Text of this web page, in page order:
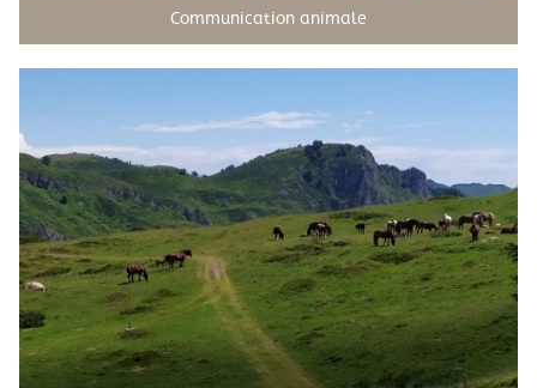
Communication animale